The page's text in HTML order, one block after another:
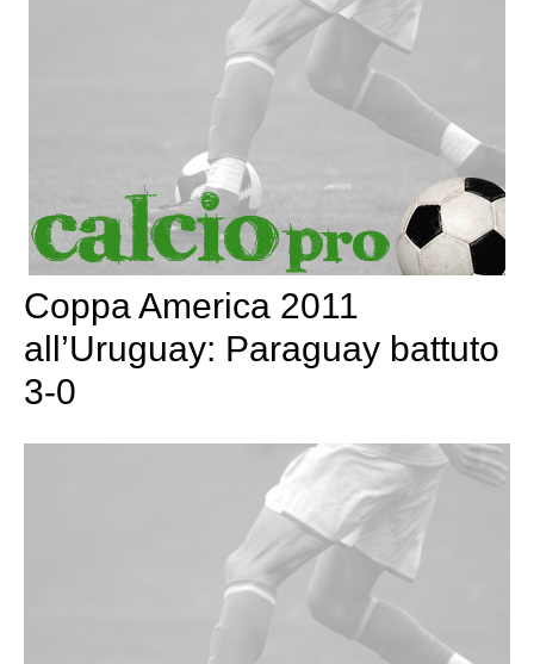
Coppa America 2011
all’Uruguay: Paraguay battuto
3-0